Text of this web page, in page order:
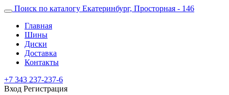
Поиск по каталогу Екатеринбург, Просторная - 146
Главная
Шины
Диски
Доставка
Контакты
+7 343 237-237-6
Вход Регистрация